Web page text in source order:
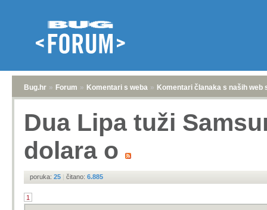
Bug.hr » Forum » Komentari s weba » Komentari članaka s naših web
Dua Lipa tuži
dolara o
poruka: 25 | čitano: 6.885
1